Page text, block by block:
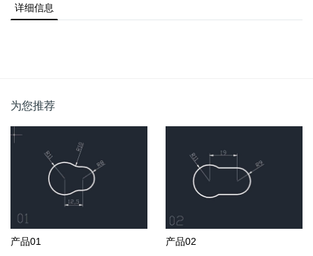
详细信息
为您推荐
产品01 产品02